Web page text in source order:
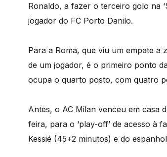
Ronaldo, a fazer o terceiro golo na
jogador do FC Porto Danilo.
Para a Roma, que viu um empate a
de um jogador, é o primeiro ponto
ocupa o quarto posto, com quatro
Antes, o AC Milan venceu em casa
feira, para o ‘play-off’ de acesso à
Kessié (45+2 minutos) e do